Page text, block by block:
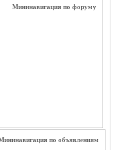
Мининавигация по форуму
по объявлениям